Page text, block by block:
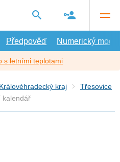
Předpověď Numerický model
s letními teplotami
Královéhradecký kraj
Třesovice
kalendář